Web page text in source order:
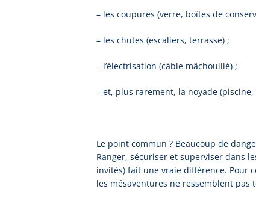
– les coupures (verre, boîtes de
– les chutes (escaliers, terrasse) ;
– l’électrisation (câble mâchouillé) ;
– et, plus rarement, la noyade
Le point commun ? Beaucoup de
Ranger, sécuriser et superviser dans
invités) fait une vraie différence. Pour
les mésaventures ne ressemblent pas